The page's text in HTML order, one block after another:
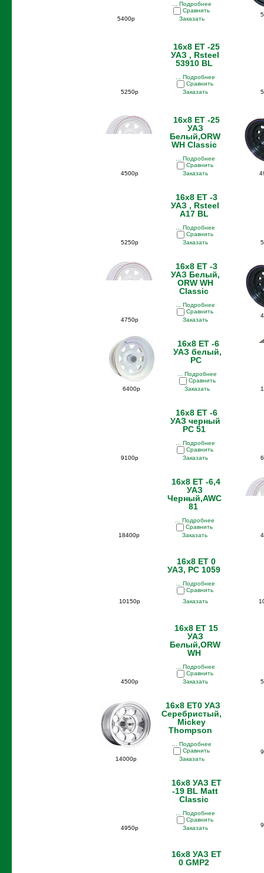
... Подробнее
Сравнить
5400р
Заказать
16x8 ET -25
УАЗ , Rsteel
53910 BL
... Подробнее
Сравнить
5250р
Заказать
16x8 ET -25
УАЗ
Белый,ORW
WH Classic
... Подробнее
Сравнить
4500р
Заказать
16x8 ET -3
УАЗ , Rsteel
A17 BL
... Подробнее
Сравнить
5250р
Заказать
16x8 ET -3
УАЗ Белый,
ORW WH
Classic
... Подробнее
Сравнить
4750р
Заказать
16x8 ET -6
УАЗ белый,
PC
... Подробнее
Сравнить
6400р
Заказать
16x8 ET -6
УАЗ черный
PC 51
... Подробнее
Сравнить
9100р
Заказать
16x8 ET -6,4
УАЗ
Черный,AWC
81
... Подробнее
Сравнить
18400р
Заказать
16x8 ET 0
УАЗ, PC 1059
... Подробнее
Сравнить
10150р
Заказать
16x8 ET 15
УАЗ
Белый,ORW
WH
... Подробнее
Сравнить
4500р
Заказать
16x8 ET0 УАЗ
Серебристый,
Mickey
Thompson
... Подробнее
Сравнить
14000р
Заказать
16x8 УАЗ ET
-19 BL Matt
Classic
... Подробнее
Сравнить
4950р
Заказать
16x8 УАЗ ET
0 GMP2